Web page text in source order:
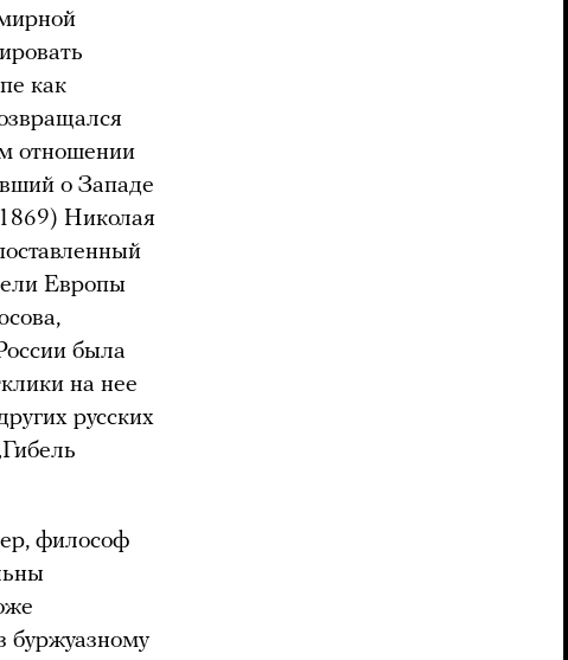
как
отношении
о Западе
Николая
Европы
была
на нее
русских
философ
буржуазному